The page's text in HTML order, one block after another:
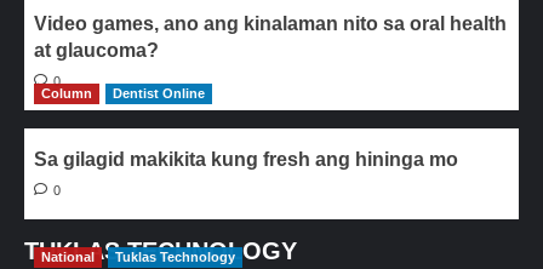
Video games, ano ang kinalaman nito sa oral health
at glaucoma?
0
Column
Dentist Online
Sa gilagid makikita kung fresh ang hininga mo
0
TUKLAS TECHNOLOGY
National Tuklas Technology